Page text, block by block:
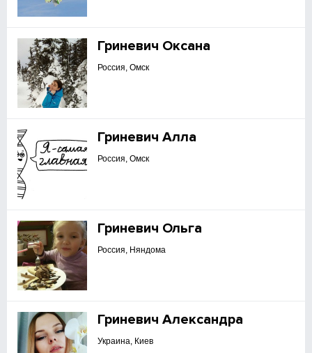
Гриневич Оксана
Россия, Омск
Гриневич Алла
Россия, Омск
Гриневич Ольга
Россия, Няндома
Гриневич Александра
Украина, Киев